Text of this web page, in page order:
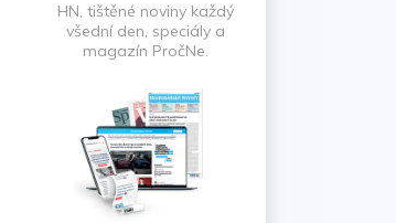
HN, tištěné noviny každý
všední den, speciály a
magazín PročNe.